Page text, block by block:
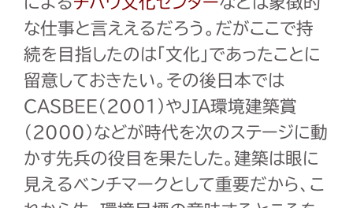
な仕事と言ええるだろう。だがここで持
続を目指したのは「文化」であったことに
留意しておきたい。その後日本では
CASBEE（2001）やJIA環境建築賞
（2000）などが時代を次のステージに動
かす先兵の役目を果たした。建築は眼に
見えるベンチマークとして重要だから、こ